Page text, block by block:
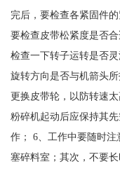
完后，要检查各紧固件
要检查皮带松紧度是否
检查一下转子运转是否
旋转方向是否与机箭头
更换皮带轮，以防转速
粉碎机起动后应保持其
作； 6、工作中要随时
塞碎料室；其次，不要